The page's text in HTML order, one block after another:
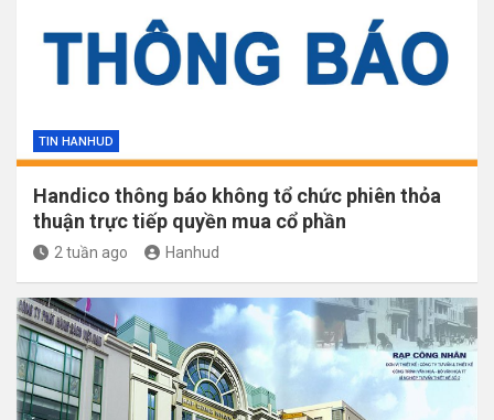
TIN HANHUD
Handico thông báo không tổ chức phiên thỏa
thuận trực tiếp quyền mua cổ phần
2 tuần ago Hanhud